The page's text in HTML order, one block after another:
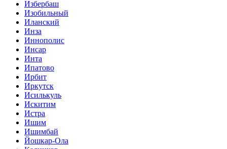
Избербаш
Изобильный
Иланский
Инза
Иннополис
Инсар
Инта
Ипатово
Ирбит
Иркутск
Исилькуль
Искитим
Истра
Ишим
Ишимбай
Йошкар-Ола